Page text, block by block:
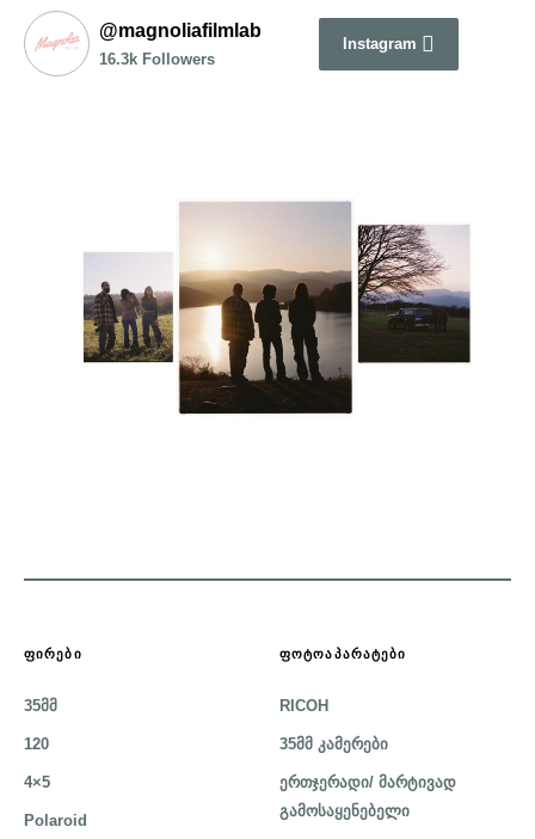
@magnoliafilmlab
16.3k Followers
Instagram
ᲤᲘᲠᲔᲑᲘ
35მმ
120
4×5
Polaroid
ᲤᲝᲢᲝᲐᲞᲐᲠᲐᲢᲔᲑᲘ
RICOH
35მმ კამერები
ერთჯერადი/ მარტივად
გამოსაყენებელი